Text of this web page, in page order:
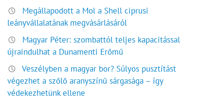
Megállapodott a Mol a Shell ciprusi
leányvállalatának megvásárlásáról
Magyar Péter: szombattól teljes kapacitással
újraindulhat a Dunamenti Erőmű
Veszélyben a magyar bor? Súlyos pusztítást
végezhet a szőlő aranyszínű sárgasága – így
védekezhetünk ellene